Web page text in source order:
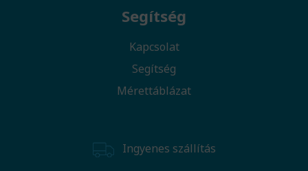
Segítség
Kapcsolat
Segítség
Mérettáblázat
Ingyenes szállítás